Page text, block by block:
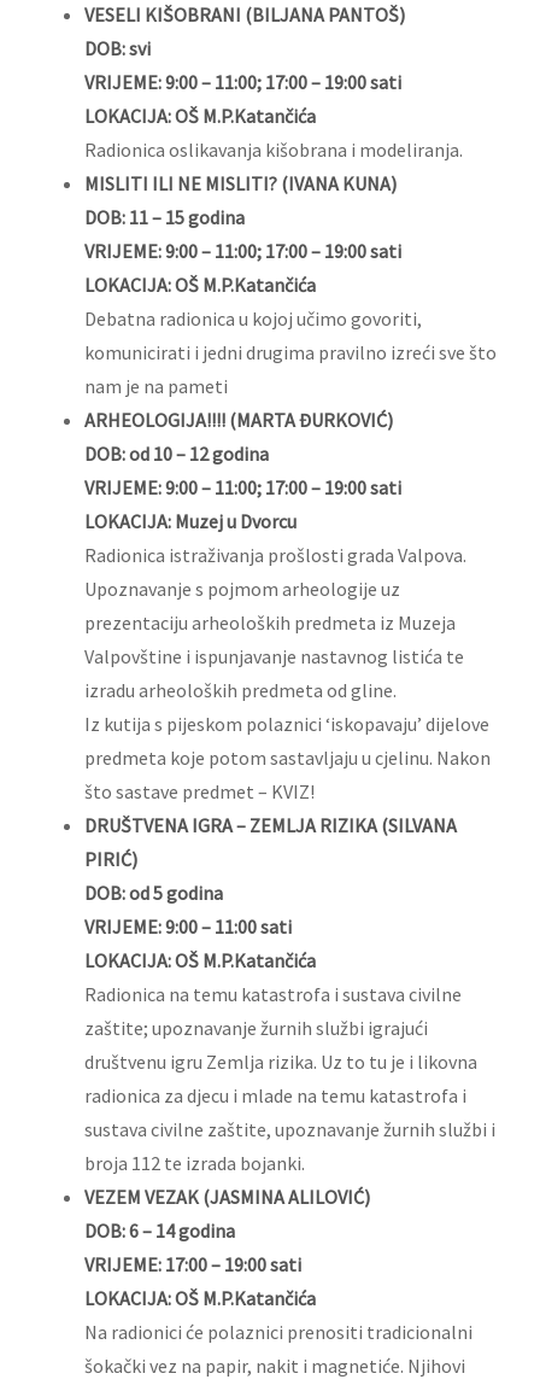
VESELI KIŠOBRANI (BILJANA PANTOŠ)
DOB: svi
VRIJEME: 9:00 – 11:00; 17:00 – 19:00 sati
LOKACIJA: OŠ M.P.Katančića
Radionica oslikavanja kišobrana i modeliranja.
MISLITI ILI NE MISLITI? (IVANA KUNA)
DOB: 11 – 15 godina
VRIJEME: 9:00 – 11:00; 17:00 – 19:00 sati
LOKACIJA: OŠ M.P.Katančića
Debatna radionica u kojoj učimo govoriti,
komunicirati i jedni drugima pravilno izreći sve što
nam je na pameti
ARHEOLOGIJA!!!! (MARTA ĐURKOVIĆ)
DOB: od 10 – 12 godina
VRIJEME: 9:00 – 11:00; 17:00 – 19:00 sati
LOKACIJA: Muzej u Dvorcu
Radionica istraživanja prošlosti grada Valpova.
Upoznavanje s pojmom arheologije uz
prezentaciju arheoloških predmeta iz Muzeja
Valpovštine i ispunjavanje nastavnog listića te
izradu arheoloških predmeta od gline.
Iz kutija s pijeskom polaznici ‘iskopavaju’ dijelove
predmeta koje potom sastavljaju u cjelinu. Nakon
što sastave predmet – KVIZ!
DRUŠTVENA IGRA – ZEMLJA RIZIKA (SILVANA
PIRIĆ)
DOB: od 5 godina
VRIJEME: 9:00 – 11:00 sati
LOKACIJA: OŠ M.P.Katančića
Radionica na temu katastrofa i sustava civilne
zaštite; upoznavanje žurnih službi igrajući
društvenu igru Zemlja rizika. Uz to tu je i likovna
radionica za djecu i mlade na temu katastrofa i
sustava civilne zaštite, upoznavanje žurnih službi i
broja 112 te izrada bojanki.
VEZEM VEZAK (JASMINA ALILOVIĆ)
DOB: 6 – 14 godina
VRIJEME: 17:00 – 19:00 sati
LOKACIJA: OŠ M.P.Katančića
Na radionici će polaznici prenositi tradicionalni
šokački vez na papir, nakit i magnetiće. Njihovi